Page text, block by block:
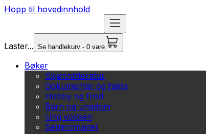
Hopp til hovedinnhold
Laster... Se handlekurv - 0 vare
Bøker
Skjønnlitteratur
Dokumentar og fakta
Hobby og fritid
Barn og ungdom
Ung voksen
Serieromaner